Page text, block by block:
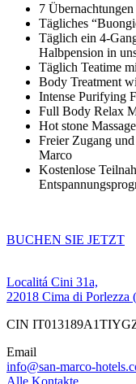
7 Übernachtungen
Tägliches
Täglich ein 4-
Halbpension in
Täglich Teatime
Body Treatment
Intense Purifying
Full Body Relax
Hot stone
Freier Zugang
Marco
Kostenlose
BUCHEN SIE JETZT
Localitá Cini 31a,
22018 Cima di Porlezza
CIN
Email
info@san-marco-
Alle Kontakte